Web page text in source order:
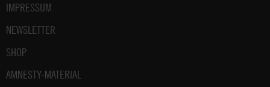
IMPRESSUM
NEWSLETTER
SHOP
AMNESTY-MATERIAL